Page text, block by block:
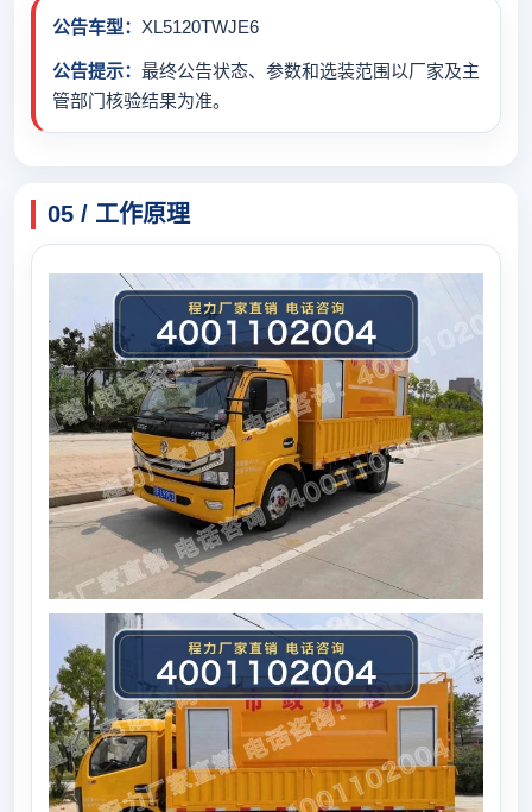
公告车型： XL5120TWJE6
公告提示： 最终公告状态、参数和选装范围以厂家及主
管部门核验结果为准。
05 / 工作原理